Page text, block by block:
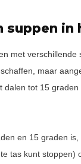
suppen in
met
maar
dalen tot 15
en 15 graden
tas kunt